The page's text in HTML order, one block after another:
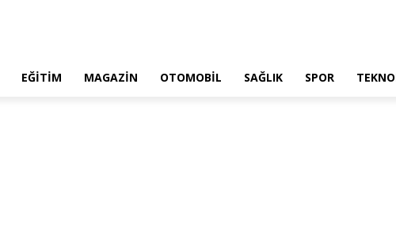
EĞITIM MAGAZIN OTOMOBIL SAĞLIK SPOR